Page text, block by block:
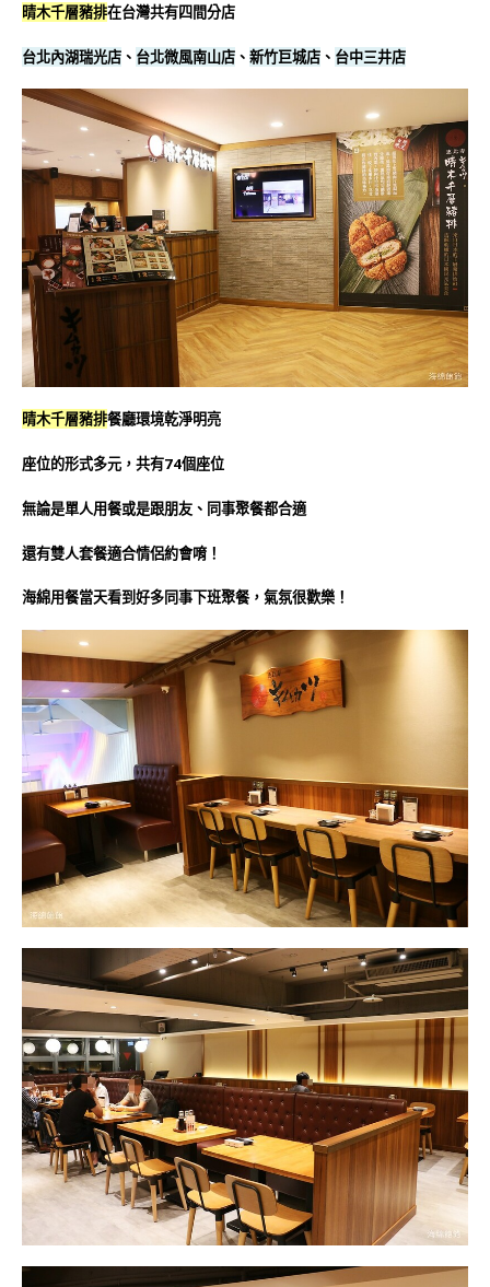
晴木千層豬排在台灣共有四間分店
台北內湖瑞光店 、 台北微風南山店 、 新竹巨城店 、 台中三井店
晴木千層豬排餐廳環境乾淨明亮
座位的形式多元，共有74個座位
無論是單人用餐或是跟朋友、同事聚餐都合適
還有雙人套餐適合情侶約會唷！
海綿用餐當天看到好多同事下班聚餐，氣氛很歡樂！